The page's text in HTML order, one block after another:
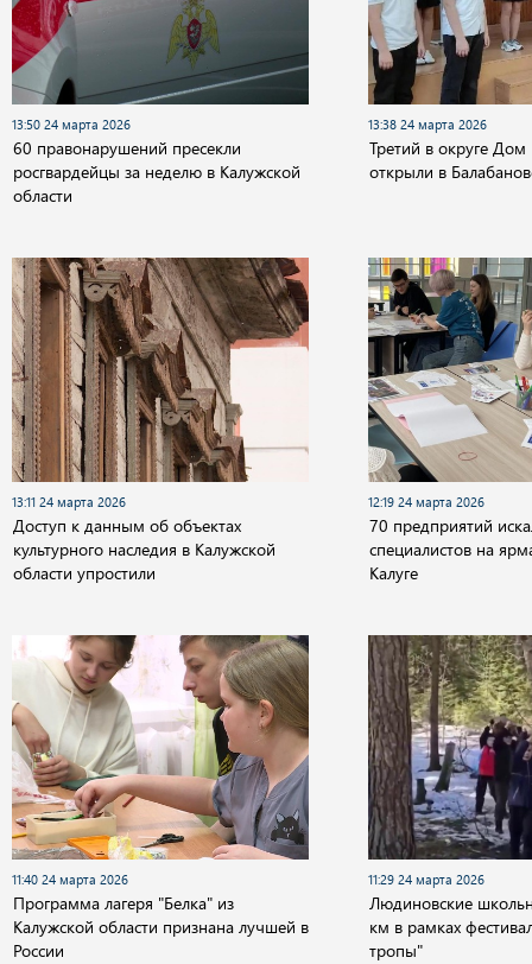
13:50 24 марта 2026
60 правонарушений пресекли
росгвардейцы за неделю в Калужской
области
13:38 24 марта 2026
Третий в округе
открыли в
13:11 24 марта 2026
Доступ к данным об объектах
культурного наследия в Калужской
области упростили
12:19 24 марта 2026
70 предприятий
специалистов на
Калуге
11:40 24 марта 2026
Программа лагеря "Белка" из
Калужской области признана лучшей в
России
11:29 24 марта 2026
Людиновские
км в рамках
тропы"